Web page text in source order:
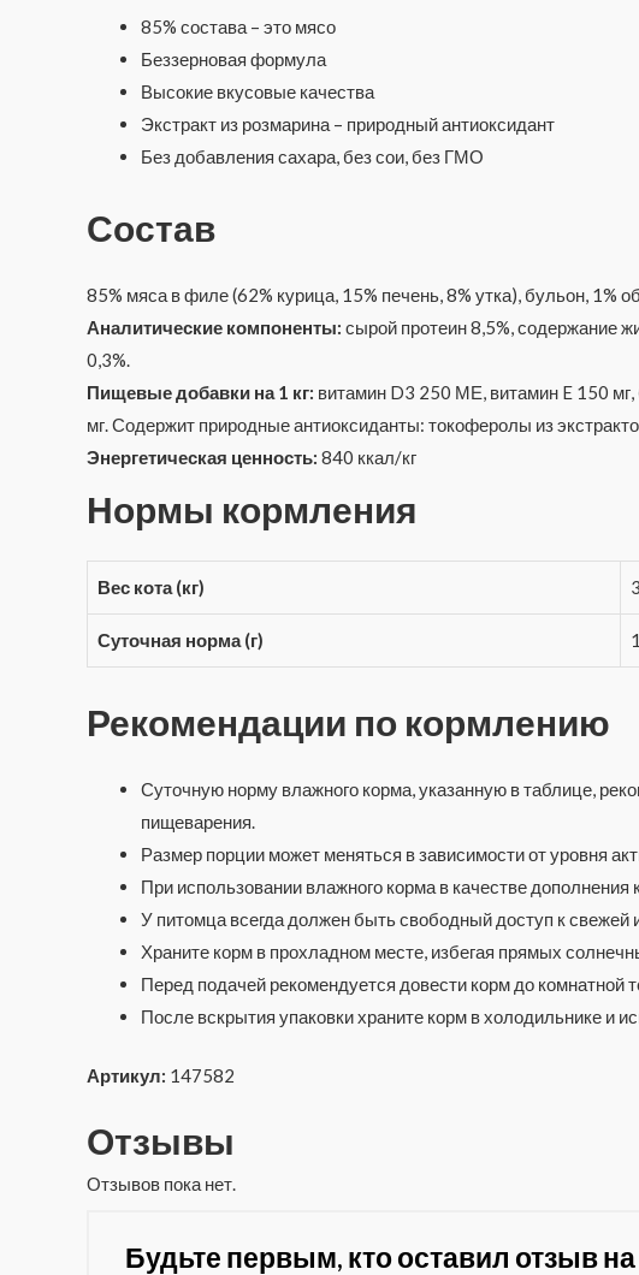
85% состава – это мясо
Беззерновая формула
Высокие вкусовые качества
Экстракт из розмарина – природный антиоксидант
Без добавления сахара, без сои, без ГМО
Состав
85% мяса в филе (62% курица, 15% печень, 8% утка), бульон, 1%
Аналитические компоненты: сырой протеин 8,5%, содержание
0,3%.
Пищевые добавки на 1 кг: витамин D3 250 МЕ, витамин E 150 мг,
мг. Содержит природные антиоксиданты: токоферолы из
Энергетическая ценность: 840 ккал/кг
Нормы кормления
Вес кота (кг) 3
Суточная норма (г)
Рекомендации по кормлению
Суточную норму влажного корма, указанную в таблице,
пищеварения.
Размер порции может меняться в зависимости от уровня
При использовании влажного корма в качестве
У питомца всегда должен быть свободный доступ к свежей
Храните корм в прохладном месте, избегая прямых
Перед подачей рекомендуется довести корм до
После вскрытия упаковки храните корм в холодильнике и
Артикул: 147582
Отзывы
Отзывов пока нет.
Будьте первым, кто оставил отзыв на